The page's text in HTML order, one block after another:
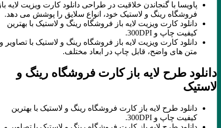
پاویسا با گنجاندن خلاقیت در طراحی دانلود کارت ویزیت لایه باز
فروشگاه رینگ و لاستیک خود، انواع سلایق را پوشش می دهد.
دانلود کارت ویزیت لایه باز فروشگاه رینگ و لاستیک با بهترین
کیفیت چاپ و 300DPI.
دانلود کارت ویزیت لایه باز فروشگاه رینگ و لاستیک با تصاویر و
متن های واضح، قابل چاپ در ابعاد مختلف.
دانلود طرح لایه باز کارت فروشگاه رینگ و
لاستیک
دانلود طرح لایه باز کارت فروشگاه رینگ و لاستیک با بهترین
کیفیت چاپ و 300DPI.